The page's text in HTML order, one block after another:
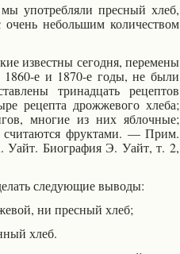
употребляли пресный хлеб,
небольшим количеством
известны сегодня, перемены
1860-е и 1870-е годы, не были
тринадцать рецептов
рецепта дрожжевого хлеба;
многие из них яблочные;
считаютсяфруктами. — Прим.
Уайт. Биография Э. Уайт, т. 2,
следующие выводы:
ни пресный хлеб;
хлеб.